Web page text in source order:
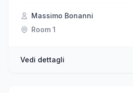
sfruttando la sintassi dichiarativa
avanzato degli argomenti e
l’help automatico e
le basi per creare CLI moderne,
Massimo Bonanni
Room 1
Vedi dettagli